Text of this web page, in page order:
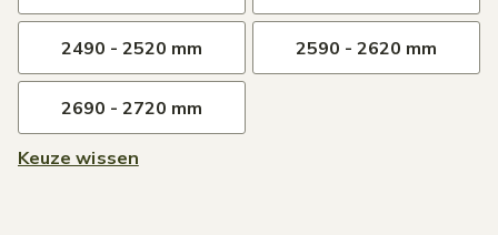
2490 - 2520 mm 2590 - 2620 mm
2690 - 2720 mm
Keuze wissen